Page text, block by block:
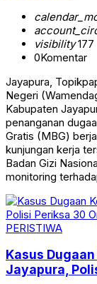
visibility177
0Komentar
Jayapura,
Negeri
Kabupaten
penanganan
Gratis (MBG)
kunjungan kerja
Badan Gizi
monitoring
PERISTIWA
Kasus
Jayapura,